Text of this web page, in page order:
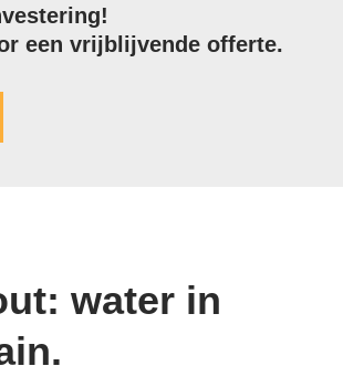
een vrijblijvende offerte.
water in